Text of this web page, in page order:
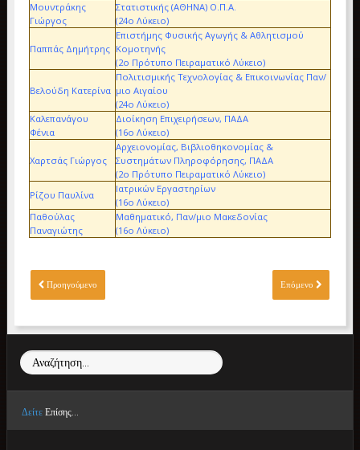
Μουντράκης
Γιώργος
Στατιστικής (ΑΘΗΝΑ) Ο.Π.Α.
(24ο Λύκειο)
Παππάς Δημήτρης
Επιστήμης Φυσικής Αγωγής & Αθλητισμού
Κομοτηνής
(2ο Πρότυπο Πειραματικό Λύκειο)
Βελούδη Κατερίνα
Πολιτισμικής Τεχνολογίας & Επικοινωνίας Παν/
μιο Αιγαίου
(24ο Λύκειο)
Καλεπανάγου
Φένια
Διοίκηση Επιχειρήσεων, ΠΑΔΑ
(16ο Λύκειο)
Χαρτσάς Γιώργος
Αρχειονομίας, Βιβλιοθηκονομίας &
Συστημάτων Πληροφόρησης, ΠΑΔΑ
(2ο Πρότυπο Πειραματικό Λύκειο)
Ρίζου Παυλίνα
Ιατρικών Εργαστηρίων
(16ο Λύκειο)
Παθούλας
Παναγιώτης
Μαθηματικό, Παν/μιο Μακεδονίας
(16ο Λύκειο)
Προηγούμενο Επόμενο
Αναζήτηση...
Δείτε Επίσης...